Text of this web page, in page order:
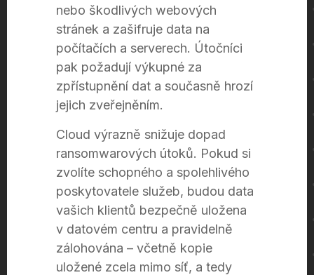
nebo škodlivých webových
stránek a zašifruje data na
počítačích a serverech. Útočníci
pak požadují výkupné za
zpřístupnění dat a současně hrozí
jejich zveřejněním.
Cloud výrazně snižuje dopad
ransomwarových útoků. Pokud si
zvolíte schopného a spolehlivého
poskytovatele služeb, budou data
vašich klientů bezpečně uložena
v datovém centru a pravidelně
zálohována – včetně kopie
uložené zcela mimo síť, a tedy